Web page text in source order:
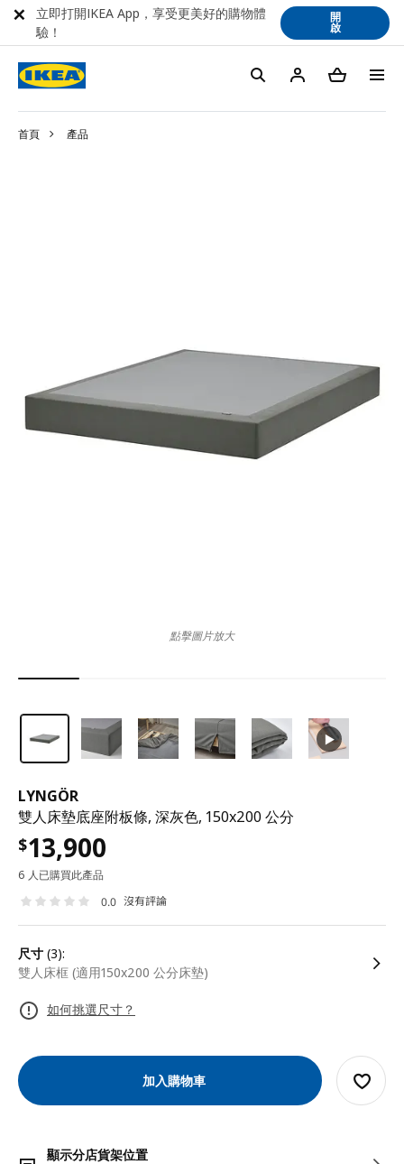
首頁 產品
LYNGÖR
雙人床墊底座附板條, 深灰色, 150x200 公分
$13,900
6 人已購買此產品
0.0 沒有評論
尺寸 (3):
雙人床框 (適用150x200 公分床墊)
如何挑選尺寸？
加入購物車
顯示分店貨架位置
點擊圖片放大
立即打開IKEA App，享受更美好的購物體
驗！
開
啟